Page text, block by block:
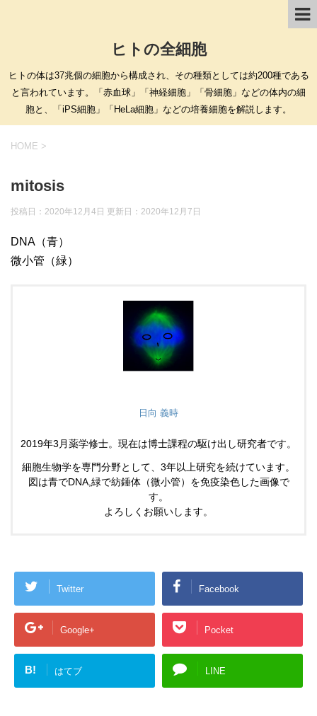
ヒトの全細胞
ヒトの体は37兆個の細胞から構成され、その種類としては約200種である
と言われています。「赤血球」「神経細胞」「骨細胞」などの体内の細
胞と、「iPS細胞」「HeLa細胞」などの培養細胞を解説します。
HOME >
mitosis
投稿日：2020年12月4日 更新日： 2020年12月7日
DNA（青）
微小管（緑）
日向 義時
2019年3月薬学修士。現在は博士課程の駆け出し研究者です。
細胞生物学を専門分野として、3年以上研究を続けています。
図は青でDNA,緑で紡錘体（微小管）を免疫染色した画像で
す。
よろしくお願いします。
Twitter Facebook
Google+ Pocket
B! はてブ LINE